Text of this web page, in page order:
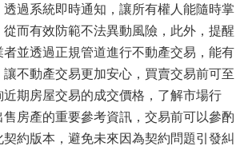
過系統即時通知，讓所有權人能隨時掌
而有效防範不法異動風險，此外，提醒
者並透過正規管道進行不動產交易，能有
不動產交易更加安心，買賣交易前可至
期房屋交易的成交價格，了解市場行
房產的重要參考資訊，交易前可以參酌
約版本，避免未來因為契約問題引發糾